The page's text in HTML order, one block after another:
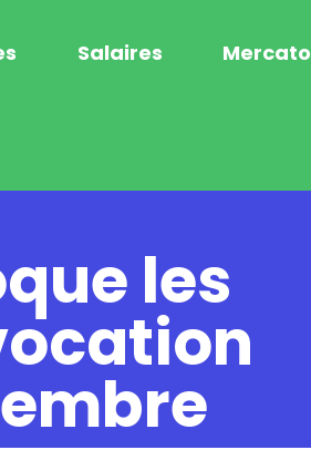
Salaires Mercato
les